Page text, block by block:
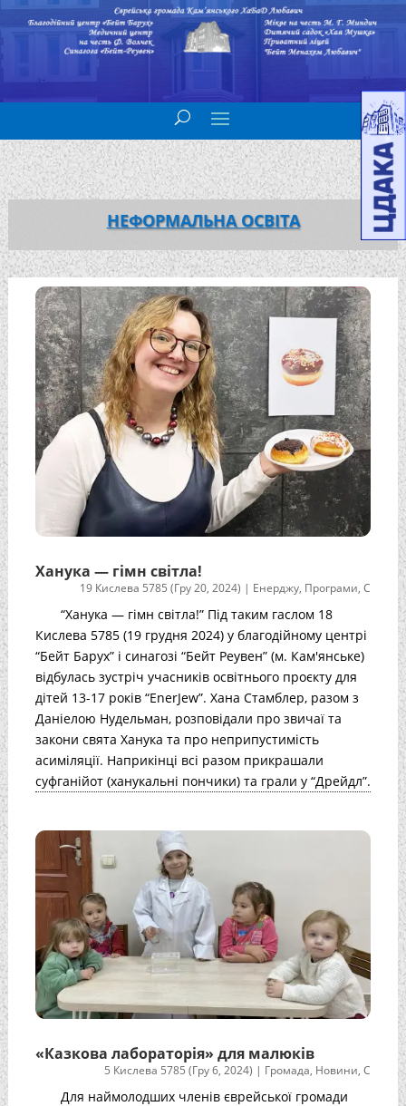
НЕФОРМАЛЬНА ОСВІТА
Ханука — гімн світла!
19 Кислева 5785 (Гру 20, 2024) | Енерджу, Програми,С
“Ханука — гімн світла!” Під таким гаслом 18
Кислева 5785 (19 грудня 2024) у благодійному центрі
“Бейт Барух” і синагозі “Бейт Реувен” (м. Кам'янське)
відбулась зустріч учасників освітнього проєкту для
дітей 13-17 років “EnerJew”. Хана Стамблер, разом з
Даніелою Нудельман, розповідали про звичаї та
закони свята Ханука та про неприпустимість
асиміляції. Наприкінці всі разом прикрашали
суфганійот (ханукальні пончики) та грали у “Дрейдл”.
«Казкова лабораторія» для малюків
5 Кислева 5785 (Гру 6, 2024) | Громада, Новини,С
Для наймолодших членів єврейської громади